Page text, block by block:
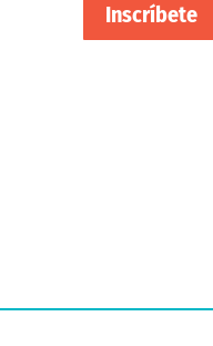
Inscríbete